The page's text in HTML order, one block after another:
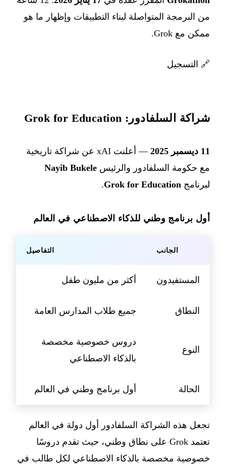
من البرمجة المتواصلة لبناء التطبيقات وإظهار ما هو
ممكن مع Grok.
🔗 التسجيل
شراكة السلفادور: Grok for Education
11 ديسمبر 2025
— أعلنت xAI عن شراكة تاريخية
مع حكومة السلفادور والرئيس Nayib Bukele
لبرنامج Grok for Education
.
أول برنامج وطني للذكاء الاصطناعي في العالم
الجانب التفاصيل
المستفيدون أكثر من مليون طفل
النطاق جميع طلاب المدارس العامة
النوع
دروس خصوصية مخصصة
بالذكاء الاصطناعي
الحالة أول برنامج وطني في العالم
تجعل هذه الشراكة السلفادور أول دولة في العالم
تعتمد Grok على نطاق وطني، حيث تقدم دروسًا
خصوصية مخصصة بالذكاء الاصطناعي لكل طالب في